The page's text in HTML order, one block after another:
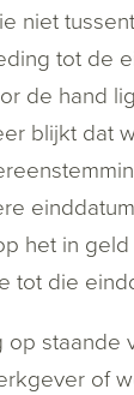
niet
tot de
de hand
blijkt dat
het in
tot die
op staande
of